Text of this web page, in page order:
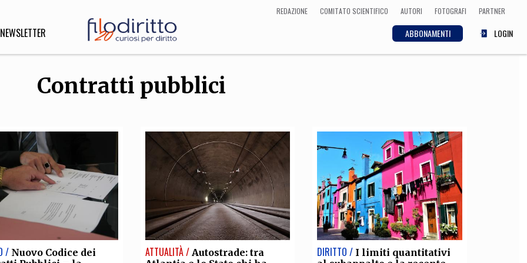
REDAZIONE COMITATO SCIENTIFICO AUTORI FOTOGRAFI PARTNER
ABBONAMENTI LOGIN
NEWSLETTER
DIRITTO
Medicina
INNOVAZIONE
Scienze informatiche,
Architettura, Ingegneria
CULTURA
Arte, Cinema, Musica,
Letteratura
Contratti pubblici
/ Nuovo Codice dei
ATTUALITÀ / Autostrade: tra
DIRITTO / I limiti quantitativi